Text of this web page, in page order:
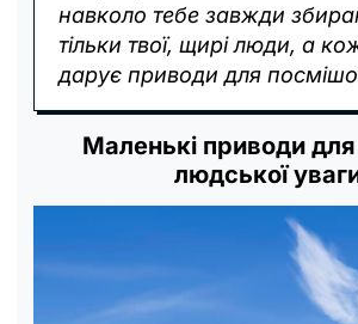
навколо тебе завжди
тільки твої, щирі люди, а
дарує приводи для
Маленькі приводи для
людської